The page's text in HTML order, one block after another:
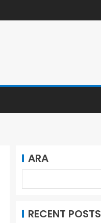
ARA
RECENT POSTS